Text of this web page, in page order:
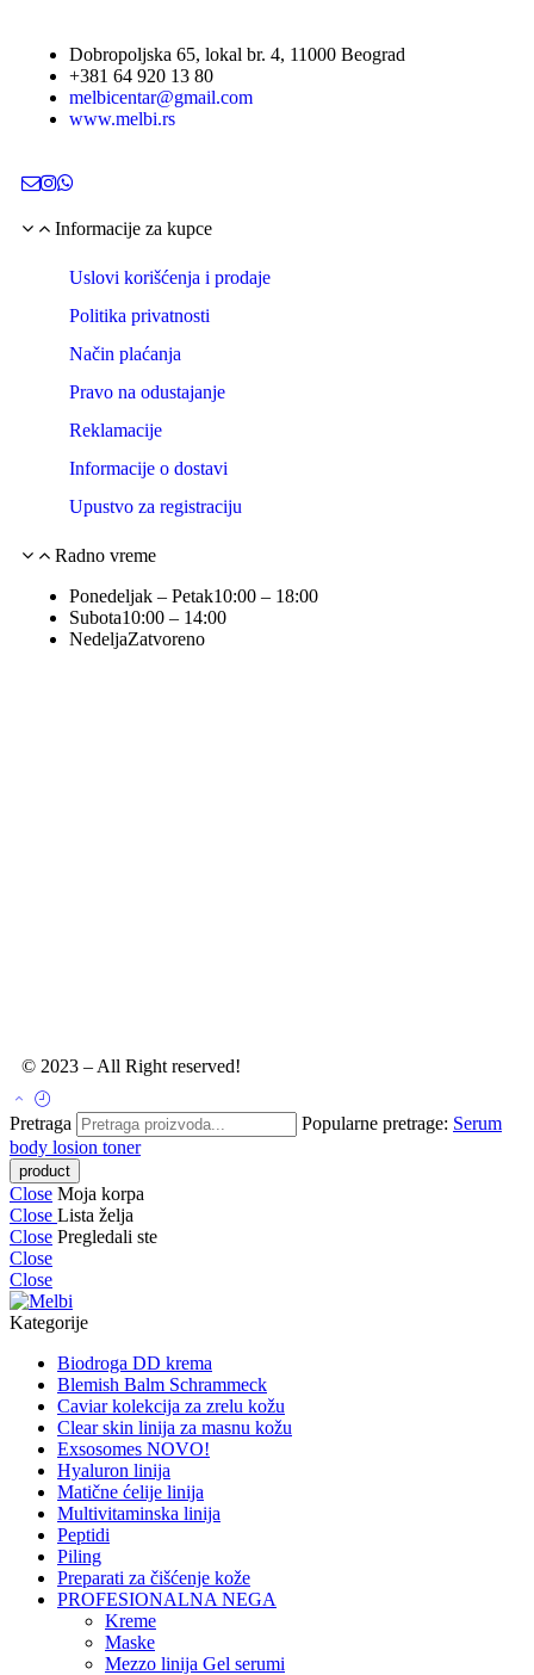
Dobropoljska 65, lokal br. 4, 11000 Beograd
+381 64 920 13 80
melbicentar@gmail.com
www.melbi.rs
Informacije za kupce
Uslovi korišćenja i prodaje
Politika privatnosti
Način plaćanja
Pravo na odustajanje
Reklamacije
Informacije o dostavi
Upustvo za registraciju
Radno vreme
Ponedeljak – Petak10:00 – 18:00
Subota10:00 – 14:00
NedeljaZatvoreno
© 2023 – All Right reserved!
Pretraga Popularne pretrage: Serum
body losion toner
Close Moja korpa
Close Lista želja
Close Pregledali ste
Close
Close
Kategorije
Biodroga DD krema
Blemish Balm Schrammeck
Caviar kolekcija za zrelu kožu
Clear skin linija za masnu kožu
Exsosomes NOVO!
Hyaluron linija
Matične ćelije linija
Multivitaminska linija
Peptidi
Piling
Preparati za čišćenje kože
PROFESIONALNA NEGA
Kreme
Maske
Mezzo linija Gel serumi